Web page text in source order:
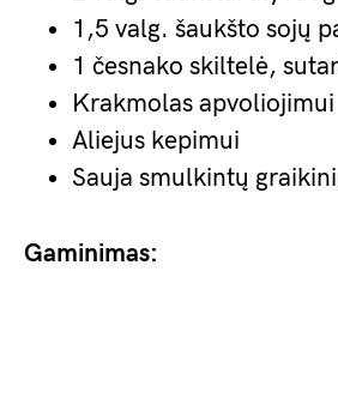
1,5 valg. šaukšto sojų
1 česnako skiltelė,
Krakmolas apvoliojimui
Aliejus kepimui
Sauja smulkintų
Gaminimas: